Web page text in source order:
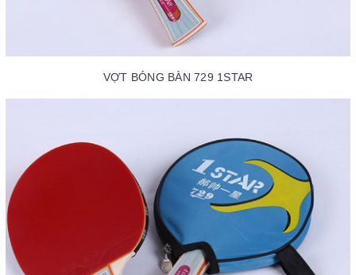
VỢT BÓNG BÀN 729 1STAR